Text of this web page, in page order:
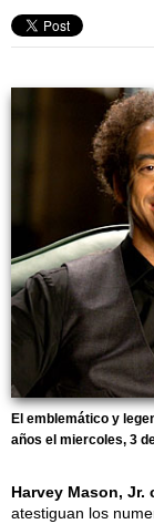
El emblemático y
años el miercoles, 3
Harvey Mason, Jr.
atestiguan los